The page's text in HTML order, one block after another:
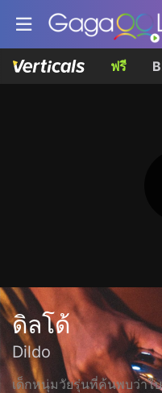
ฟรี
ดิลโด้
Dildo
เด็กหนุ่มวัยรุ่นที่ค้นพบว่าใ